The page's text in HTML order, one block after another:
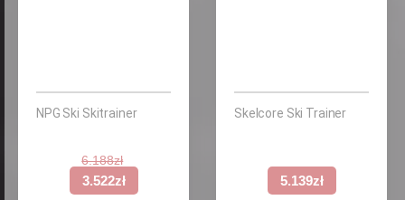
NPG Ski Skitrainer
6.188zł
3.522zł
Skelcore Ski Trainer
5.139zł